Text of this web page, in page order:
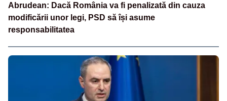
Abrudean: Dacă România va fi penalizată din cauza
modificării unor legi, PSD să își asume
responsabilitatea